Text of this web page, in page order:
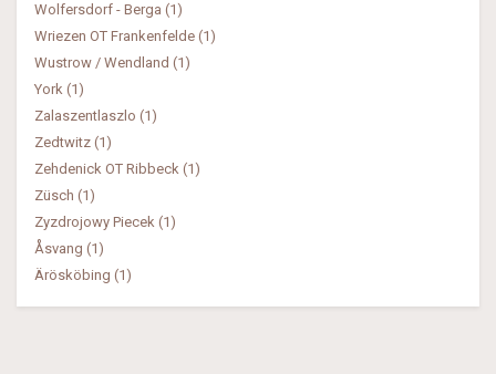
Wolfersdorf - Berga (1)
Wriezen OT Frankenfelde (1)
Wustrow / Wendland (1)
York (1)
Zalaszentlaszlo (1)
Zedtwitz (1)
Zehdenick OT Ribbeck (1)
Züsch (1)
Zyzdrojowy Piecek (1)
Åsvang (1)
Ärösköbing (1)